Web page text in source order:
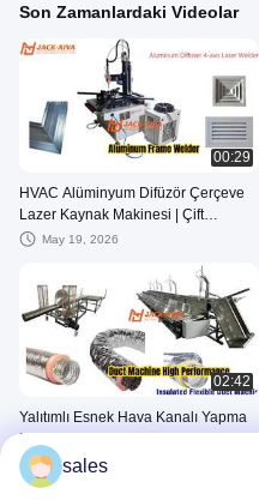
Son Zamanlardaki Videolar
00:29
HVAC Alüminyum Difüzör Çerçeve
Lazer Kaynak Makinesi | Çift
İstasyonlu 4 Eksenli Fiber Lazer
May 19, 2026
02:42
Yalıtımlı Esnek Hava Kanalı Yapma
Makinesi | Cam Yünü Esnek Kanal
Üretim Hattı Üreticisi
April 03, 2026
sales